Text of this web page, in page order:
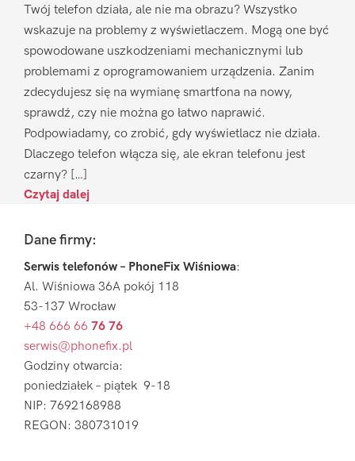
Twój telefon działa, ale nie ma obrazu? Wszystko
wskazuje na problemy z wyświetlaczem. Mogą one być
spowodowane uszkodzeniami mechanicznymi lub
problemami z oprogramowaniem urządzenia. Zanim
zdecydujesz się na wymianę smartfona na nowy,
sprawdź, czy nie można go łatwo naprawić.
Podpowiadamy, co zrobić, gdy wyświetlacz nie działa.
Dlaczego telefon włącza się, ale ekran telefonu jest
czarny? […]
Czytaj dalej
FooterDane firmy:
Serwis telefonów – PhoneFix Wiśniowa:
Al. Wiśniowa 36A pokój 118
53-137 Wrocław
+48 666 66 76 76
serwis@phonefix.pl
Godziny otwarcia:
poniedziałek – piątek 9-18
NIP: 7692168988
REGON: 380731019